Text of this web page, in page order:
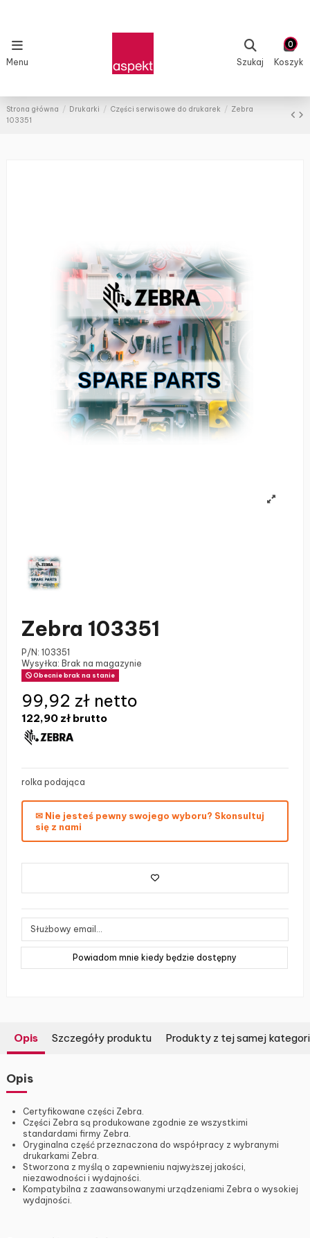
Menu Szukaj
0
Koszyk
Strona główna Drukarki Części serwisowe do drukarek
Zebra
103351
Zebra 103351
P/N: 103351
Wysyłka: Brak na magazynie
Obecnie brak na stanie
122,90 zł brutto
99,92 zł netto
rolka podająca
✉ Nie jesteś pewny swojego wyboru? Skonsultuj
się z nami
Opis Szczegóły produktu Produkty z tej samej
Opis
Certyfikowane części Zebra.
Części Zebra są produkowane zgodnie ze wszystkimi
standardami firmy Zebra.
Oryginalna część przeznaczona do współpracy z wybranymi
drukarkami Zebra.
Stworzona z myślą o zapewnieniu najwyższej jakości,
niezawodności i wydajności.
Kompatybilna z zaawansowanymi urządzeniami Zebra o wysokiej
wydajności.